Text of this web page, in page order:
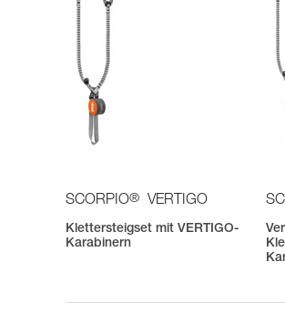
SCORPIO® VERTIGO
Klettersteigset mit VERTIGO-
Karabinern